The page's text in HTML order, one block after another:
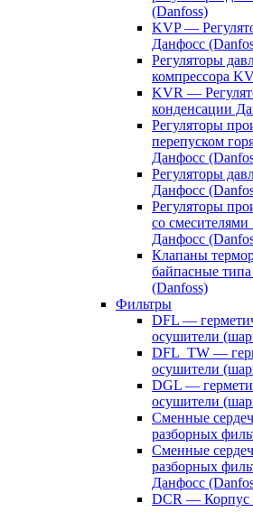
(Danfoss)
KVP —
Данфосс
Регуляторы
компрессора
KVR —
конденсации
Регуляторы
перепуском
Данфосс
Регуляторы
Данфосс
Регуляторы
со
Данфосс
Клапаны
байпасные
(Danfoss)
Фильтры
DFL —
осушители
DFL_TW —
осушители
DGL —
осушители
Сменные
разборных
Сменные
разборных
Данфосс
DCR — Корпус